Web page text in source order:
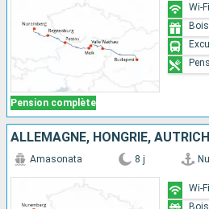
Pension complète
Wi-
ALLEMAGNE, HONGRIE,
Amasonata 8 j
Wi-